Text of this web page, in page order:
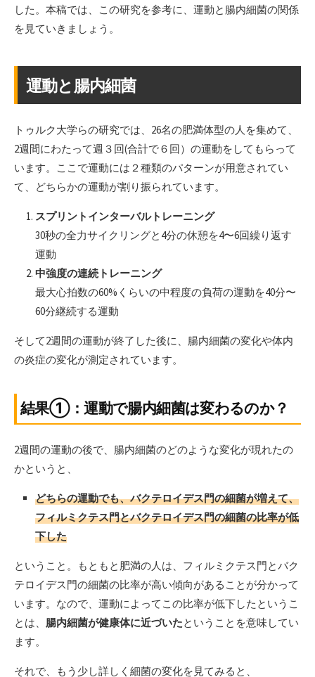
した。本稿では、この研究を参考に、運動と腸内細菌の関係
を見ていきましょう。
運動と腸内細菌
トゥルク大学らの研究では、26名の肥満体型の人を集めて、
2週間にわたって週３回(合計で６回）の運動をしてもらって
います。ここで運動には２種類のパターンが用意されてい
て、どちらかの運動が割り振られています。
スプリントインターバルトレーニング
30秒の全力サイクリングと4分の休憩を4〜6回繰り返す
運動
中強度の連続トレーニング
最大心拍数の60%くらいの中程度の負荷の運動を40分〜
60分継続する運動
そして2週間の運動が終了した後に、腸内細菌の変化や体内
の炎症の変化が測定されています。
結果①：運動で腸内細菌は変わるのか？
2週間の運動の後で、腸内細菌のどのような変化が現れたの
かというと、
どちらの運動でも、バクテロイデス門の細菌が増えて、
フィルミクテス門とバクテロイデス門の細菌の比率が低
下した
ということ。もともと肥満の人は、フィルミクテス門とバク
テロイデス門の細菌の比率が高い傾向があることが分かって
います。なので、運動によってこの比率が低下したというこ
とは、 腸内細菌が健康体に近づいたということを意味してい
ます。
それで、もう少し詳しく細菌の変化を見てみると、